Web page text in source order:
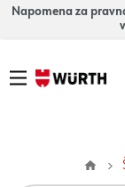
Napomena za